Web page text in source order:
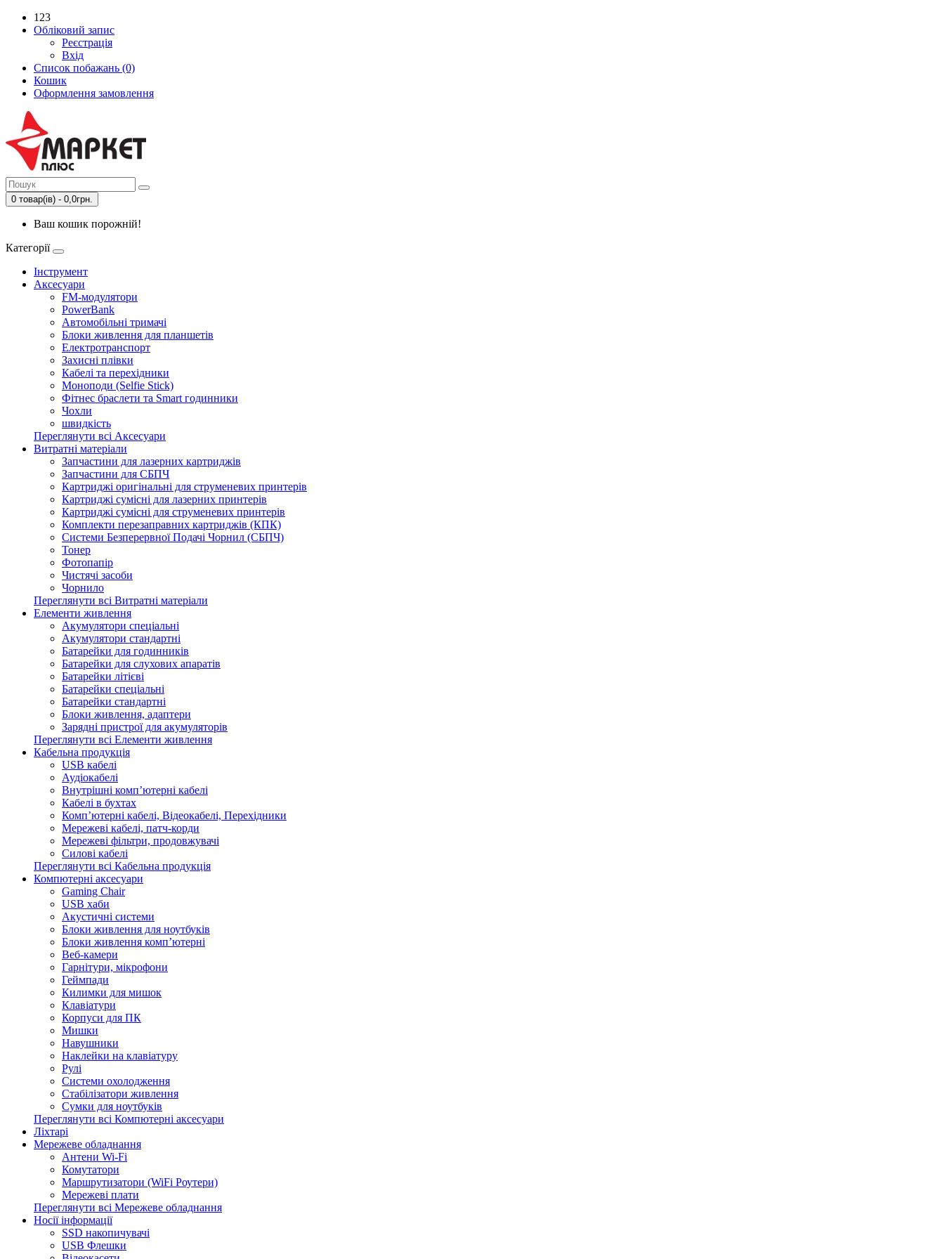
123
Обліковий запис
Реєстрація
Вхід
Список побажань (0)
Кошик
Оформлення замовлення
0 товар(ів) - 0,0грн.
Ваш кошик порожній!
Категорії
Інструмент
Аксесуари
FM-модулятори
PowerBank
Автомобільні тримачі
Блоки живлення для планшетів
Електротранспорт
Захисні плівки
Кабелі та перехідники
Моноподи (Selfie Stick)
Фітнес браслети та Smart годинники
Чохли
швидкість
Переглянути всі Аксесуари
Витратні матеріали
Запчастини для лазерних картриджів
Запчастини для СБПЧ
Картриджі оригінальні для струменевих принтерів
Картриджі сумісні для лазерних принтерів
Картриджі сумісні для струменевих принтерів
Комплекти перезаправних картриджів (КПК)
Системи Безперервної Подачі Чорнил (СБПЧ)
Тонер
Фотопапір
Чистячі засоби
Чорнило
Переглянути всі Витратні матеріали
Елементи живлення
Акумулятори спеціальні
Акумулятори стандартні
Батарейки для годинників
Батарейки для слухових апаратів
Батарейки літієві
Батарейки спеціальні
Батарейки стандартні
Блоки живлення, адаптери
Зарядні пристрої для акумуляторів
Переглянути всі Елементи живлення
Кабельна продукція
USB кабелі
Аудіокабелі
Внутрішні комп’ютерні кабелі
Кабелі в бухтах
Комп’ютерні кабелі, Відеокабелі, Перехідники
Мережеві кабелі, патч-корди
Мережеві фільтри, продовжувачі
Силові кабелі
Переглянути всі Кабельна продукція
Компютерні аксесуари
Gaming Chair
USB хаби
Акустичні системи
Блоки живлення для ноутбуків
Блоки живлення комп’ютерні
Веб-камери
Гарнітури, мікрофони
Геймпади
Килимки для мишок
Клавіатури
Корпуси для ПК
Мишки
Навушники
Наклейки на клавіатуру
Рулі
Системи охолодження
Стабілізатори живлення
Сумки для ноутбуків
Переглянути всі Компютерні аксесуари
Ліхтарі
Мережеве обладнання
Антени Wi-Fi
Комутатори
Маршрутизатори (WiFi Роутери)
Мережеві плати
Переглянути всі Мережеве обладнання
Носії інформації
SSD накопичувачі
USB Флешки